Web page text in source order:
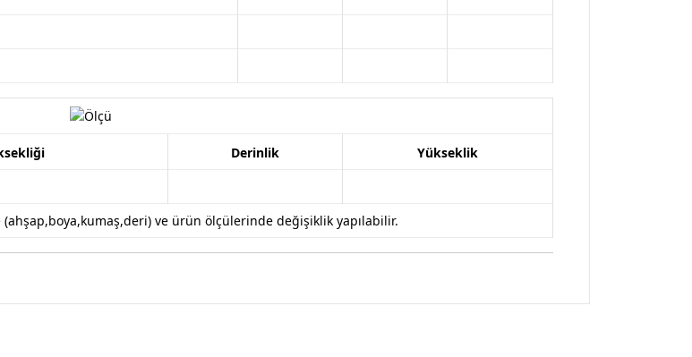
Derinlik Yükseklik
ve ürün ölçülerinde değişiklik yapılabilir.